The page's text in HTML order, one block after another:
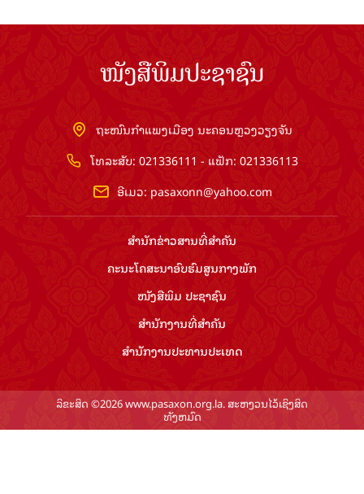
ໜັງສືພິມປະຊາຊົນ
ຖະໜົນກຳແພງເມືອງ ນະຄອນຫຼວງວຽງຈັນ
ໂທລະສັບ: 021336111 - ແຟັກ: 021336113
ອີເມວ: pasaxonn@yahoo.com
ສຳ​ນັກ​ຂ່າວ​ສານ​ທີ່​ສຳ​ຄັນ​
ຄະນະໂຄສະນາອົບຮົມ​ສູນ​ກາງ​ພັກ
ໜັງສືພິມ ປະ​ຊາ​ຊົນ
ສຳ​ນັກ​ງານ​ທີ່​ສຳ​ຄັນ
ສຳ​ນັກ​ງານ​ປະ​ທານ​ປະ​ເທດ
ລິຂະສິດ ©2026 www.pasaxon.org.la. ສະຫງວນໄວ້ເຊິງສິດ
ທັງຫມົດ